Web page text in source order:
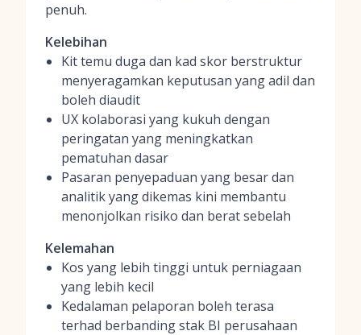
penuh.
Kelebihan
Kit temu duga dan kad skor berstruktur
menyeragamkan keputusan yang adil dan
boleh diaudit
UX kolaborasi yang kukuh dengan
peringatan yang meningkatkan
pematuhan dasar
Pasaran penyepaduan yang besar dan
analitik yang dikemas kini membantu
menonjolkan risiko dan berat sebelah
Kelemahan
Kos yang lebih tinggi untuk perniagaan
yang lebih kecil
Kedalaman pelaporan boleh terasa
terhad berbanding stak BI perusahaan